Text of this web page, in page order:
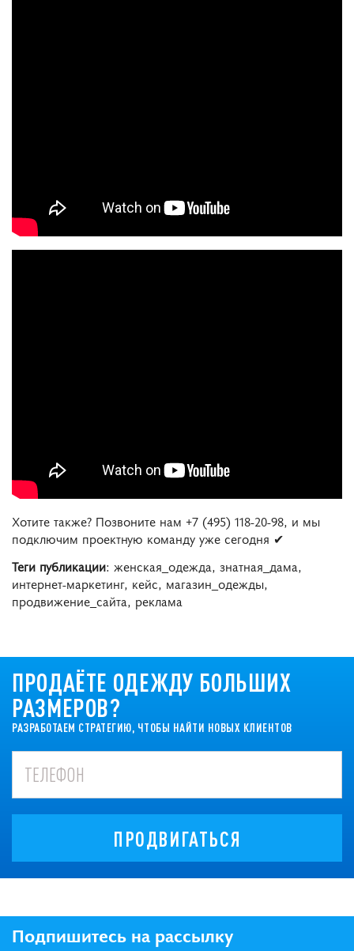
Хотите также? Позвоните нам +7 (495) 118-20-98, и мы
подключим проектную команду уже сегодня ✔
Теги публикации: женская_одежда, знатная_дама,
интернет-маркетинг, кейс, магазин_одежды,
продвижение_сайта, реклама
ПРОДАЁТЕ ОДЕЖДУ БОЛЬШИХ
РАЗМЕРОВ?
РАЗРАБОТАЕМ СТРАТЕГИЮ, ЧТОБЫ НАЙТИ НОВЫХ КЛИЕНТОВ
ПРОДВИГАТЬСЯ
Подпишитесь на рассылку